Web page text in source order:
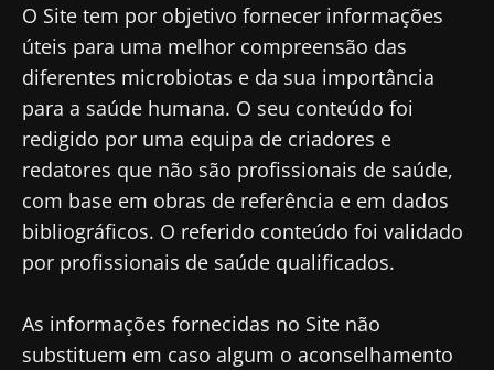
O Site tem por objetivo fornecer informações
úteis para uma melhor compreensão das
diferentes microbiotas e da sua importância
para a saúde humana. O seu conteúdo foi
redigido por uma equipa de criadores e
redatores que não são profissionais de saúde,
com base em obras de referência e em dados
bibliográficos. O referido conteúdo foi validado
por profissionais de saúde qualificados.
As informações fornecidas no Site não
substituem em caso algum o aconselhamento